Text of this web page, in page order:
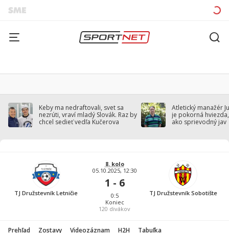
Keby ma nedraftovali, svet sa
nezrúti, vraví mladý Slovák. Raz by
chcel sedieť vedľa Kučerova
Atletický manažér
je pokorná
ako sprievodný jav
TJ Družstevník Letničie
8. kolo
05.10.2025, 12:30
1 - 6
0:5
Koniec
120 divákov
TJ Družstevník Sobotište
Prehľad Zostavy Videozáznam H2H Tabuľka